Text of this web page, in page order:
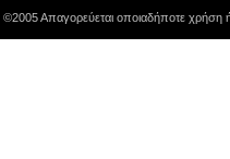
©2005 Απαγορεύεται οποιαδήποτε χρήση